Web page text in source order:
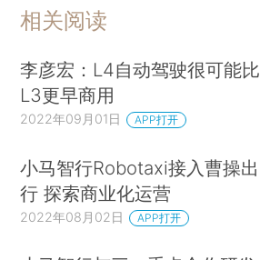
相关阅读
李彦宏：L4自动驾驶很可能比
L3更早商用
2022年09月01日 APP打开
小马智行Robotaxi接入曹操出
行 探索商业化运营
2022年08月02日 APP打开